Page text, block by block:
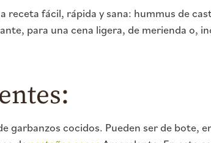
receta fácil, rápida y sana: hummus de
para una cena ligera, de merienda o,
garbanzos cocidos. Pueden ser de bote,